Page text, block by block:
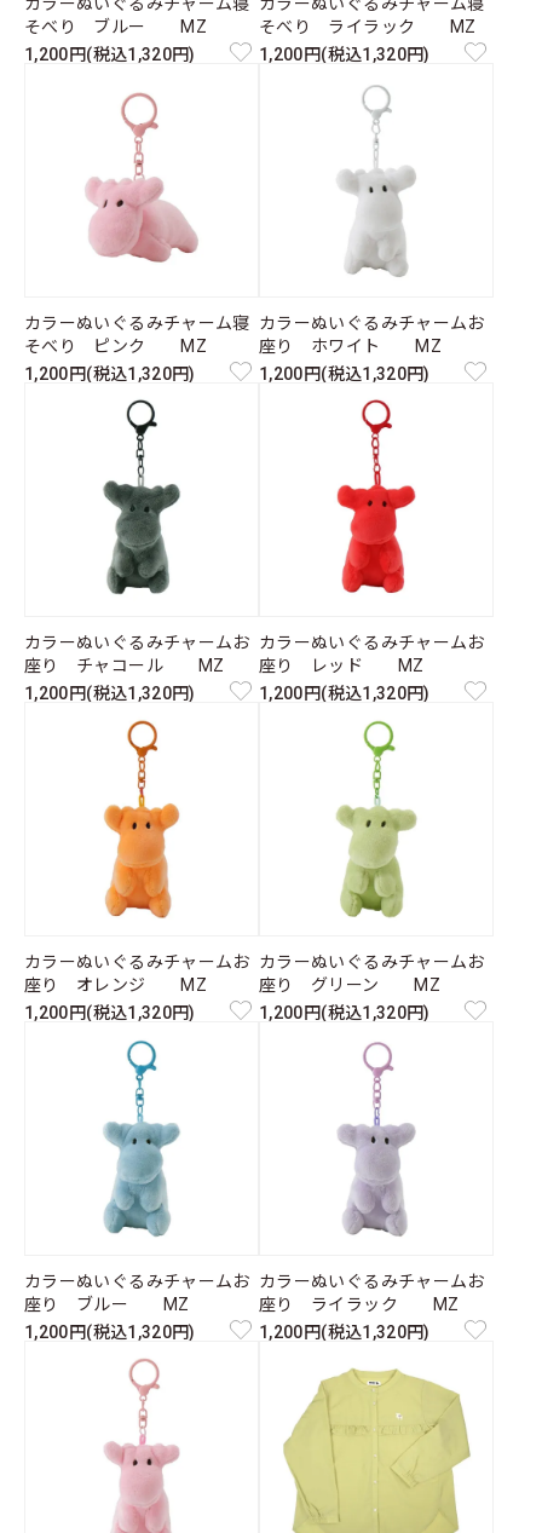
そべり ブルー MZ
1,200円(税込1,320円)
そべり ライラック MZ
1,200円(税込1,320円)
カラーぬいぐるみチャーム寝
そべり ピンク MZ
1,200円(税込1,320円)
カラーぬいぐるみチャームお
座り ホワイト MZ
1,200円(税込1,320円)
カラーぬいぐるみチャームお
座り チャコール MZ
1,200円(税込1,320円)
カラーぬいぐるみチャームお
座り レッド MZ
1,200円(税込1,320円)
カラーぬいぐるみチャームお
座り オレンジ MZ
1,200円(税込1,320円)
カラーぬいぐるみチャームお
座り グリーン MZ
1,200円(税込1,320円)
カラーぬいぐるみチャームお
座り ブルー MZ
1,200円(税込1,320円)
カラーぬいぐるみチャームお
座り ライラック MZ
1,200円(税込1,320円)